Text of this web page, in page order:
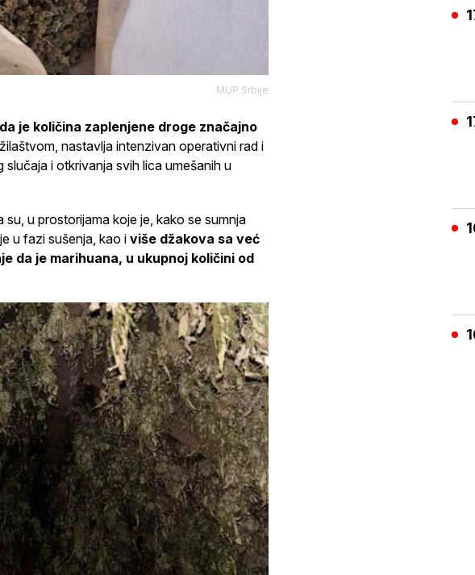
MUP Srbije
je količina zaplenjene droge značajno
nastavlja intenzivan operativni rad i
i otkrivanja svih lica umešanih u
u prostorijama koje je, kako se sumnja
u fazi sušenja, kao i više džakova sa već
da je marihuana, u ukupnoj količini od